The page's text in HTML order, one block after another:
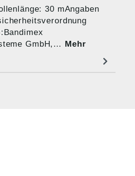
30 mAngaben
GmbH,… Mehr